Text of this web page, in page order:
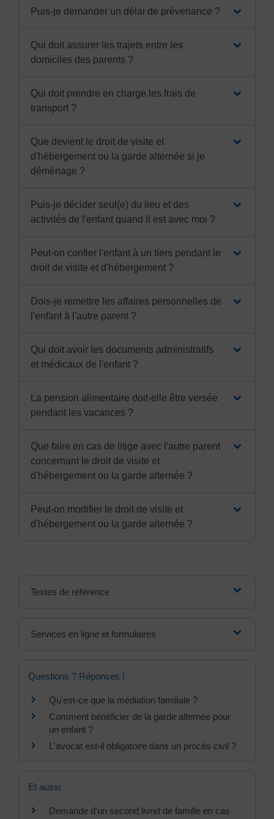
Puis-je demander un délai de prévenance ?
Qui doit assurer les trajets entre les
domiciles des parents ?
Qui doit prendre en charge les frais de
transport ?
Que devient le droit de visite et
d'hébergement ou la garde alternée si je
déménage ?
Puis-je décider seul(e) du lieu et des
activités de l'enfant quand il est avec moi ?
Peut-on confier l'enfant à un tiers pendant le
droit de visite et d'hébergement ?
Dois-je remettre les affaires personnelles de
l'enfant à l'autre parent ?
Qui doit avoir les documents administratifs
et médicaux de l'enfant ?
La pension alimentaire doit-elle être versée
pendant les vacances ?
Que faire en cas de litige avec l'autre parent
concernant le droit de visite et
d'hébergement ou la garde alternée ?
Peut-on modifier le droit de visite et
d'hébergement ou la garde alternée ?
Textes de référence
Services en ligne et formulaires
Questions ? Réponses !
Qu'est-ce que la médiation familiale ?
Comment bénéficier de la garde alternée pour
un enfant ?
L'avocat est-il obligatoire dans un procès civil ?
Et aussi
Demande d'un second livret de famille en cas